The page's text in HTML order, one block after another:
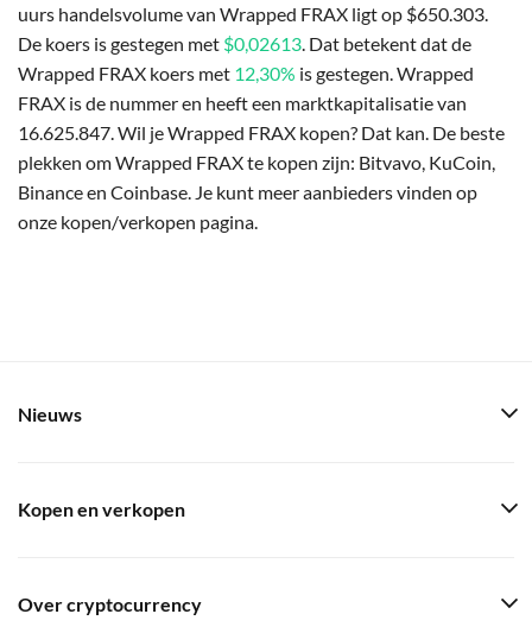
uurs handelsvolume van Wrapped FRAX ligt op $650.303.
De koers is gestegen met $0,02613. Dat betekent dat de
Wrapped FRAX koers met 12,30% is gestegen. Wrapped
FRAX is de nummer en heeft een marktkapitalisatie van
16.625.847. Wil je Wrapped FRAX kopen? Dat kan. De beste
plekken om Wrapped FRAX te kopen zijn: Bitvavo, KuCoin,
Binance en Coinbase. Je kunt meer aanbieders vinden op
onze kopen/verkopen pagina.
Nieuws
Kopen en verkopen
Over cryptocurrency